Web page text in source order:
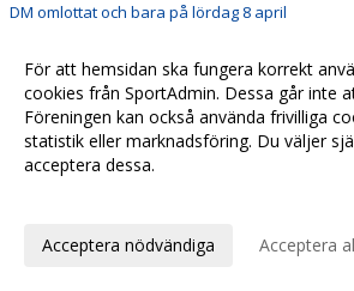
DM omlottat och bara på lördag 8 april
Insamling till Playforcharity
Viktor Jansson fullföljer kontraktet.
Alexander Hallvars Persson klar för 2017/2018
SM-final!
2 talanger förlänger !
För att hemsidan ska fungera korrekt
cookies från SportAdmin. Dessa går inte
Föreningen kan också använda frivilliga
statistik eller marknadsföring. Du väljer
acceptera dessa.
Acceptera nödvändiga Acceptera